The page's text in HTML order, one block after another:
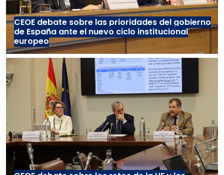
CEOE debate sobre las prioridades del gobierno
de España ante el nuevo ciclo institucional
europeo